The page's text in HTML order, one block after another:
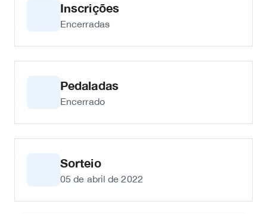
Inscrições
Encerradas
Pedaladas
Encerrado
Sorteio
05 de abril de 2022